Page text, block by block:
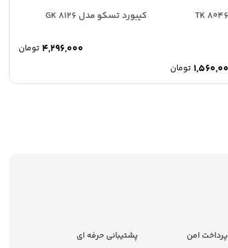
تومان
کیبورد تسکو مدل GK 8126
تومان
پرداخت امن پشتیبانی حرفه ای